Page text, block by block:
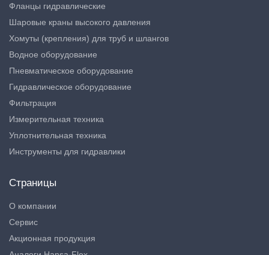
Фланцы гидравлические
Шаровые краны высокого давления
Хомуты (крепления) для труб и шлангов
Водное оборудование
Пневматическое оборудование
Гидравлическое оборудование
Фильтрация
Измерительная техника
Уплотнительная техника
Инструменты для гидравлики
Страницы
О компании
Сервис
Акционная продукция